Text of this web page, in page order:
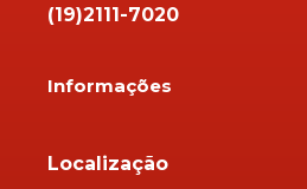
(19)2111-7020
Informações
Localização